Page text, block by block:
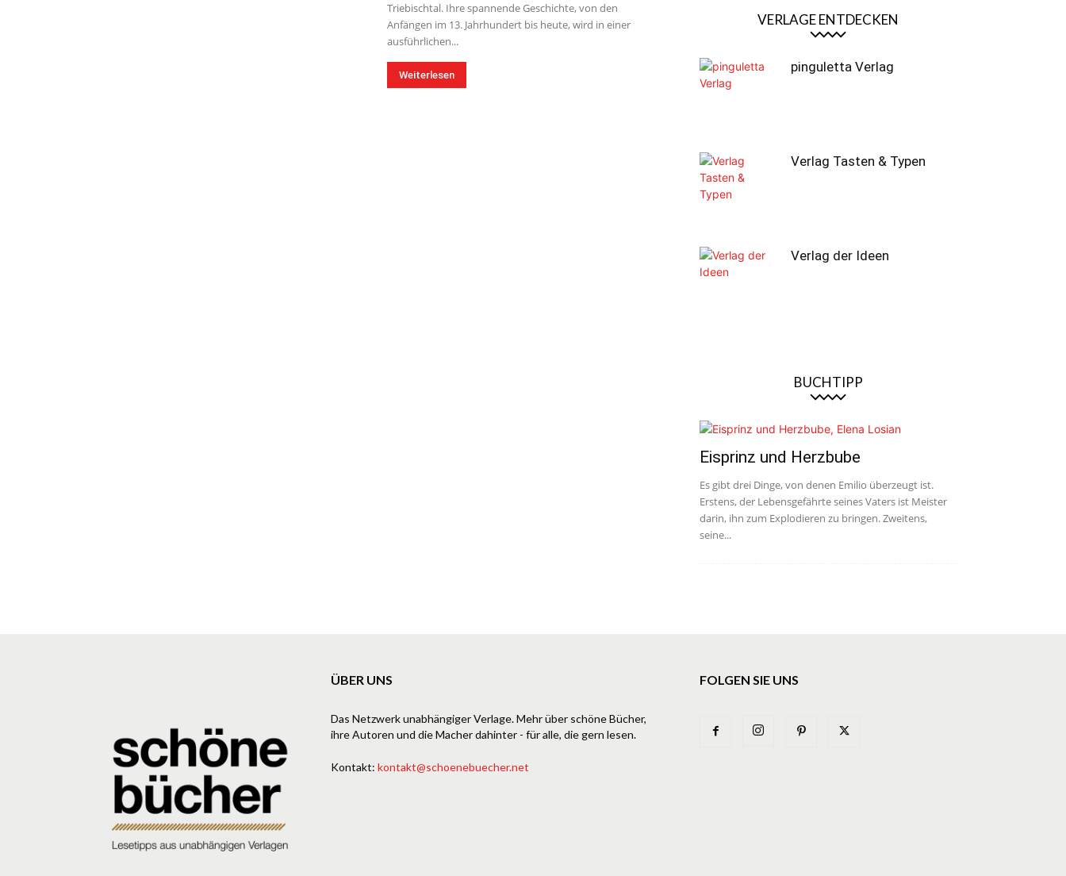
Triebischtal. Ihre spannende Geschichte, von den
Anfängen im 13. Jahrhundert bis heute, wird in einer
ausführlichen...
Weiterlesen
VERLAGE ENTDECKEN
pinguletta Verlag
Verlag Tasten & Typen
Verlag der Ideen
BUCHTIPP
Eisprinz und Herzbube
Es gibt drei Dinge, von denen Emilio überzeugt ist.
Erstens, der Lebensgefährte seines Vaters ist Meister
darin, ihn zum Explodieren zu bringen. Zweitens,
seine...
ÜBER UNS
Das Netzwerk unabhängiger Verlage. Mehr über schöne Bücher,
ihre Autoren und die Macher dahinter - für alle, die gern lesen.
Kontakt: kontakt@schoenebuecher.net
FOLGEN SIE UNS